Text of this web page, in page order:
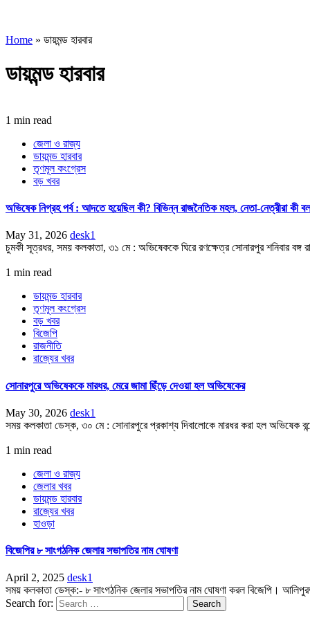
Home » ডায়মন্ড হারবার
ডায়মন্ড হারবার
1 min read
জেলা ও রাজ্য
ডায়মন্ড হারবার
তৃণমূল কংগ্রেস
বড় খবর
অভিষেক নিগ্রহ পর্ব : আদতে হয়েছিল কী? বিভিন্ন রাজনৈতিক মহল, নেতা-নেত্রীরা কী
May 31, 2026 desk1
চুমকী সূত্রধর, সময় কলকাতা, ৩১ মে : অভিষেককে ঘিরে রণক্ষেত্র সোনারপুর শনিবার বঙ্গ
1 min read
ডায়মন্ড হারবার
তৃণমূল কংগ্রেস
বড় খবর
বিজেপি
রাজনীতি
রাজ্যের খবর
সোনারপুরে অভিষেককে মারধর, মেরে জামা ছিঁড়ে দেওয়া হল অভিষেকের
May 30, 2026 desk1
সময় কলকাতা ডেস্ক, ৩০ মে : সোনারপুরে প্রকাশ্য দিবালোকে মারধর করা হল অভিষেক
1 min read
জেলা ও রাজ্য
জেলার খবর
ডায়মন্ড হারবার
রাজ্যের খবর
হাওড়া
বিজেপির ৮ সাংগঠনিক জেলার সভাপতির নাম ঘোষণা
April 2, 2025 desk1
সময় কলকাতা ডেস্ক:- ৮ সাংগঠনিক জেলার সভাপতির নাম ঘোষণা করল বিজেপি।
Search for: